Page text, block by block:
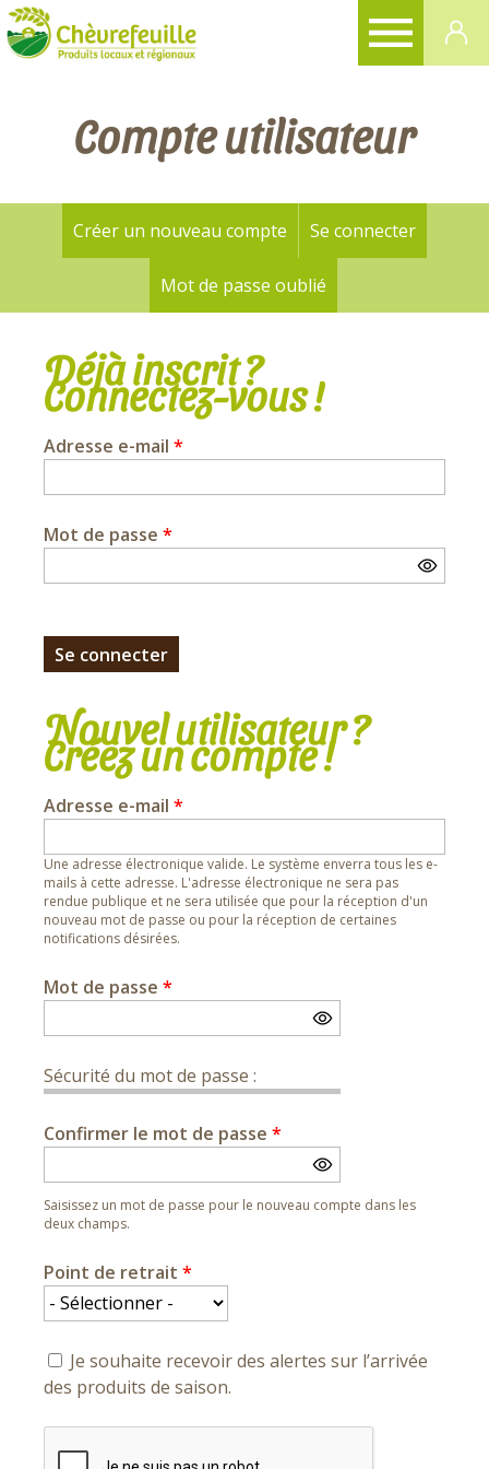
Compte utilisateur
Onglets
principaux
Créer un nouveau compte Se connecter(onglet
Mot de passe oublié
Déjà inscrit ?
Connectez-vous !
Adresse e-mail *
Mot de passe *
Nouvel utilisateur ?
Créez un compte !
Adresse e-mail *
Une adresse électronique valide. Le système enverra tous les e-
mails à cette adresse. L'adresse électronique ne sera pas
rendue publique et ne sera utilisée que pour la réception d'un
nouveau mot de passe ou pour la réception de certaines
notifications désirées.
Mot de passe *
Sécurité du mot de passe :
Confirmer le mot de passe *
Saisissez un mot de passe pour le nouveau compte dans les
deux champs.
Point de retrait *
Je souhaite recevoir des alertes sur l’arrivée
des produits de saison.